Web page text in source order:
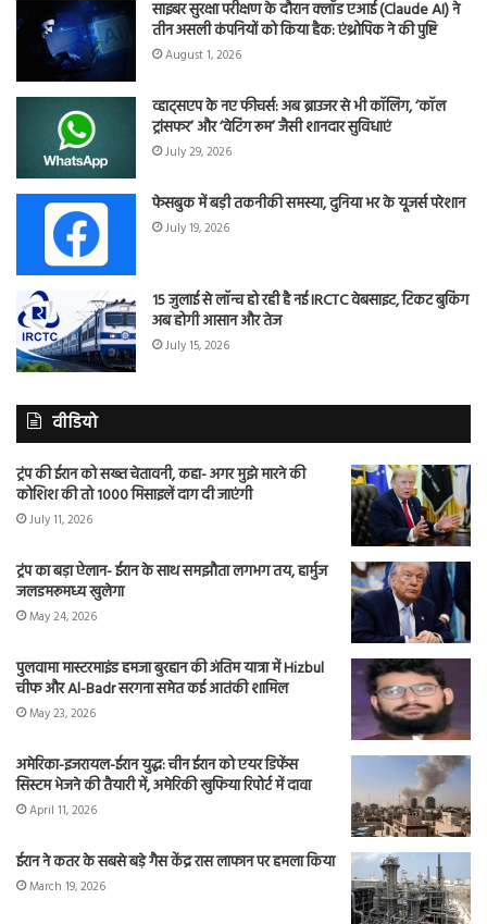
साइबर सुरक्षा परीक्षण के दौरान क्लॉड एआई (Claude AI) ने
तीन असली कंपनियों को किया हैक: एंथ्रोपिक ने की पुष्टि
August 1, 2026
व्हाट्सएप के नए फीचर्स: अब ब्राउजर से भी कॉलिंग, ‘कॉल
ट्रांसफर’ और ‘वेटिंग रूम’ जैसी शानदार सुविधाएं
July 29, 2026
फेसबुक में बड़ी तकनीकी समस्या, दुनिया भर के यूजर्स परेशान
July 19, 2026
15 जुलाई से लॉन्च हो रही है नई IRCTC वेबसाइट, टिकट बुकिंग
अब होगी आसान और तेज
July 15, 2026
वीडियो
ट्रंप की ईरान को सख्त चेतावनी, कहा- अगर मुझे मारने की
कोशिश की तो 1000 मिसाइलें दाग दी जाएंगी
July 11, 2026
ट्रंप का बड़ा ऐलान- ईरान के साथ समझौता लगभग तय, हार्मुज
जलडमरूमध्य खुलेगा
May 24, 2026
पुलवामा मास्टरमाइंड हमजा बुरहान की अंतिम यात्रा में Hizbul
चीफ और Al-Badr सरगना समेत कई आतंकी शामिल
May 23, 2026
अमेरिका-इजरायल-ईरान युद्ध: चीन ईरान को एयर डिफेंस
सिस्टम भेजने की तैयारी में, अमेरिकी खुफिया रिपोर्ट में दावा
April 11, 2026
ईरान ने कतर के सबसे बड़े गैस केंद्र रास लाफान पर हमला किया
March 19, 2026